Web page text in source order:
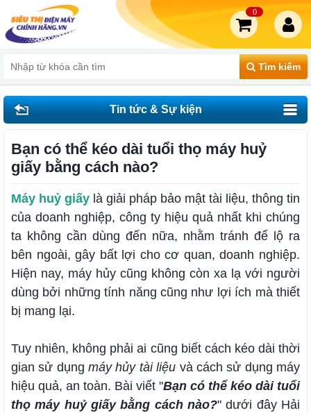
Tìm kiếm
0
Tin tức & Sự kiện
Bạn có thể kéo dài tuổi thọ máy huỷ
giấy bằng cách nào?
Máy huỷ giấy là giải pháp bảo mật tài liệu, thông tin
của doanh nghiệp, công ty hiệu quả nhất khi chúng
ta không cần dùng đến nữa, nhằm tránh để lộ ra
bên ngoài, gây bất lợi cho cơ quan, doanh nghiệp.
Hiện nay, máy hủy cũng không còn xa lạ với người
dùng bởi những tính năng cũng như lợi ích mà thiết
bị mang lại.
Tuy nhiên, không phải ai cũng biết cách kéo dài thời
gian sử dụngmáy hủy tài liệu và cách sử dụng máy
hiệu quả, an toàn. Bài viết "Bạn có thể kéo dài tuổi
thọ máy huỷ giấy bằng cách nào?" dưới đây Hải